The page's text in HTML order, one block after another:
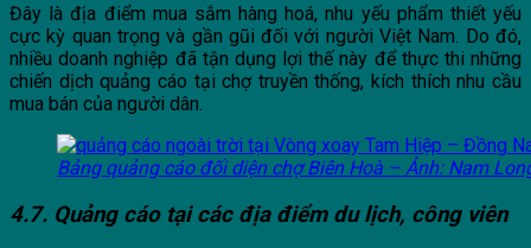
Đây là địa điểm mua sắm hàng hoá, nhu yếu phẩm thiết yếu
cực kỳ quan trọng và gần gũi đối với người Việt Nam. Do đó,
nhiều doanh nghiệp đã tận dụng lợi thế này để thực thi những
chiến dịch quảng cáo tại chợ truyền thống, kích thích nhu cầu
mua bán của người dân.
Bảng quảng cáo đối diện chợ Biên Hoà – Ảnh: Nam
4.7. Quảng cáo tại các địa điểm du lịch, công viên